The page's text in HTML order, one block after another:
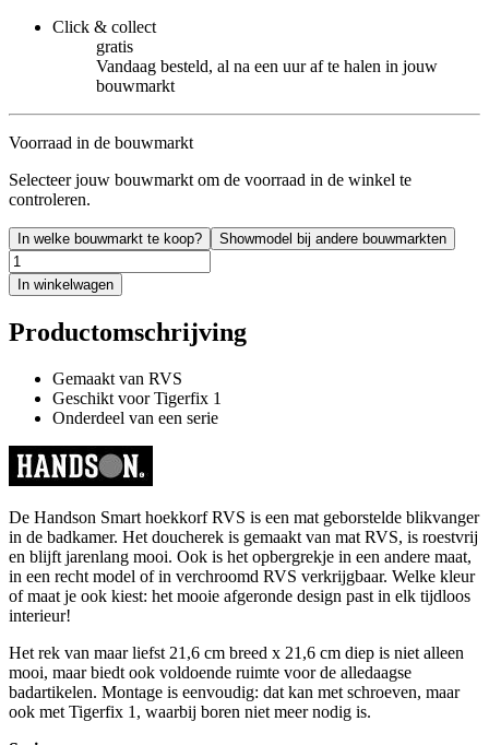
Click & collect
gratis
Vandaag besteld, al na een uur af te halen in jouw
bouwmarkt
Voorraad in de bouwmarkt
Selecteer jouw bouwmarkt om de voorraad in de winkel te
controleren.
In welke bouwmarkt te koop? Showmodel bij andere bouwmarkten
In winkelwagen
Productomschrijving
Gemaakt van RVS
Geschikt voor Tigerfix 1
Onderdeel van een serie
De Handson Smart hoekkorf RVS is een mat geborstelde blikvanger
in de badkamer. Het doucherek is gemaakt van mat RVS, is roestvrij
en blijft jarenlang mooi. Ook is het opbergrekje in een andere maat,
in een recht model of in verchroomd RVS verkrijgbaar. Welke kleur
of maat je ook kiest: het mooie afgeronde design past in elk tijdloos
interieur!
Het rek van maar liefst 21,6 cm breed x 21,6 cm diep is niet alleen
mooi, maar biedt ook voldoende ruimte voor de alledaagse
badartikelen. Montage is eenvoudig: dat kan met schroeven, maar
ook met Tigerfix 1, waarbij boren niet meer nodig is.